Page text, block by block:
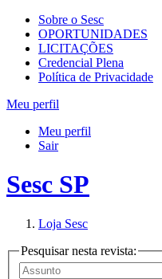
Sobre o Sesc
OPORTUNIDADES
LICITAÇÕES
Credencial Plena
Política de Privacidade
Meu perfil
Meu perfil
Sair
Sesc SP
Loja Sesc
Pesquisar nesta revista: